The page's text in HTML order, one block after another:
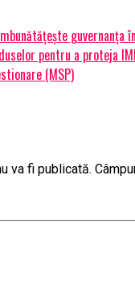
guvernanța
pentru a proteja
(MSP)
va fi publicată.